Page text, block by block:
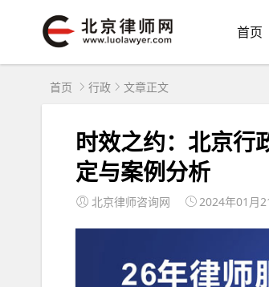
首页
首页 行政 文章正文
时效之约：北京行
定与案例分析
北京律师咨询网 2024年01月